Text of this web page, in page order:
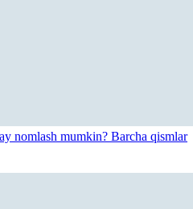
nomlash mumkin? Barcha qismlar